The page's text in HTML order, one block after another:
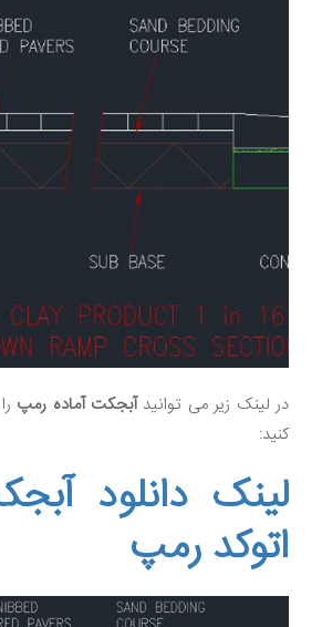
در لینک زیر می توانید آبجکت آماده رمپ
کنید:
لینک دانلود
اتوکد رمپ